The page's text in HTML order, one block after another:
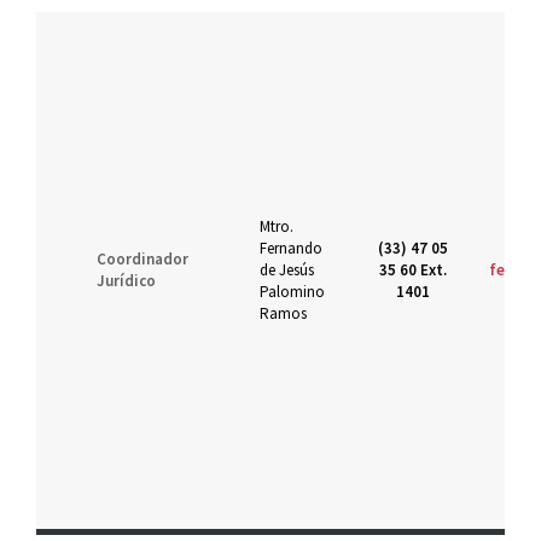
Coordinador
Jurídico
Mtro.
Fernando
de Jesús
Palomino
Ramos
(33) 47 05
35 60 Ext.
1401